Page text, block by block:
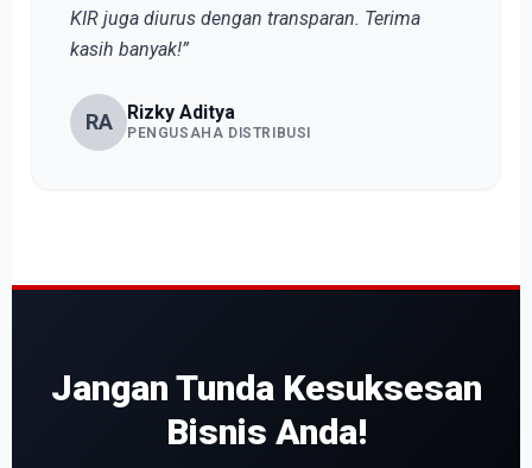
KIR juga diurus dengan transparan. Terima
kasih banyak!”
RA Rizky Aditya
PENGUSAHA DISTRIBUSI
Jangan Tunda Kesuksesan
Bisnis Anda!